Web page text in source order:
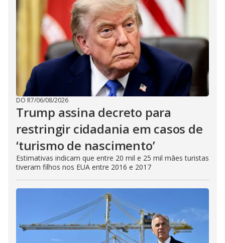
DO R7/06/08/2026
Trump assina decreto para
restringir cidadania em casos de
‘turismo de nascimento’
Estimativas indicam que entre 20 mil e 25 mil mães turistas
tiveram filhos nos EUA entre 2016 e 2017